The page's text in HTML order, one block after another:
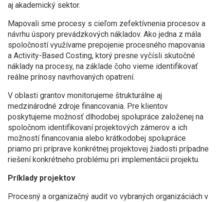
aj akademický sektor.
Mapovali sme procesy s cieľom zefektívnenia procesov a
návrhu úspory prevádzkových nákladov. Ako jedna z mála
spoločností využívame prepojenie procesného mapovania
a Activity-Based Costing, ktorý presne vyčísli skutočné
náklady na procesy, na základe čoho vieme identifikovať
reálne prínosy navrhovaných opatrení.
V oblasti grantov monitorujeme štrukturálne aj
medzinárodné zdroje financovania. Pre klientov
poskytujeme možnosť dlhodobej spolupráce založenej na
spoločnom identifikovaní projektových zámerov a ich
možností financovania alebo krátkodobej spolupráce
priamo pri príprave konkrétnej projektovej žiadosti prípadne
riešení konkrétneho problému pri implementácii projektu.
Príklady projektov
Procesný a organizačný audit vo vybraných organizáciách v